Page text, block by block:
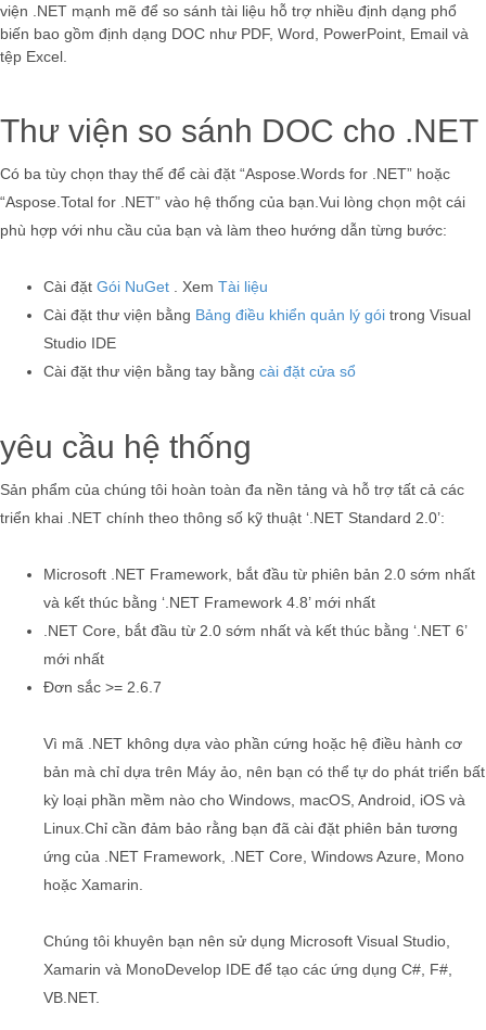
viện .NET mạnh mẽ để so sánh tài liệu hỗ trợ nhiều định dạng phổ
biến bao gồm định dạng DOC như PDF, Word, PowerPoint, Email và
tệp Excel.
Thư viện so sánh DOC cho .NET
Có ba tùy chọn thay thế để cài đặt “Aspose.Words for .NET” hoặc
“Aspose.Total for .NET” vào hệ thống của bạn.Vui lòng chọn một cái
phù hợp với nhu cầu của bạn và làm theo hướng dẫn từng bước:
Cài đặt Gói NuGet . Xem Tài liệu
Cài đặt thư viện bằng Bảng điều khiển quản lý gói trong Visual
Studio IDE
Cài đặt thư viện bằng tay bằng cài đặt cửa sổ
yêu cầu hệ thống
Sản phẩm của chúng tôi hoàn toàn đa nền tảng và hỗ trợ tất cả các
triển khai .NET chính theo thông số kỹ thuật ‘.NET Standard 2.0’:
Microsoft .NET Framework, bắt đầu từ phiên bản 2.0 sớm nhất
và kết thúc bằng ‘.NET Framework 4.8’ mới nhất
.NET Core, bắt đầu từ 2.0 sớm nhất và kết thúc bằng ‘.NET 6’
mới nhất
Đơn sắc >= 2.6.7
Vì mã .NET không dựa vào phần cứng hoặc hệ điều hành cơ
bản mà chỉ dựa trên Máy ảo, nên bạn có thể tự do phát triển bất
kỳ loại phần mềm nào cho Windows, macOS, Android, iOS và
Linux.Chỉ cần đảm bảo rằng bạn đã cài đặt phiên bản tương
ứng của .NET Framework, .NET Core, Windows Azure, Mono
hoặc Xamarin.
Chúng tôi khuyên bạn nên sử dụng Microsoft Visual Studio,
Xamarin và MonoDevelop IDE để tạo các ứng dụng C#, F#,
VB.NET.